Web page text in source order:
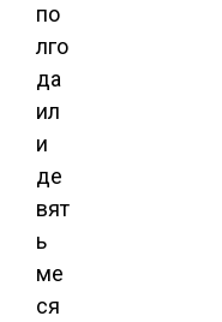
по
лго
да
ил
и
де
вят
ь
ме
ся